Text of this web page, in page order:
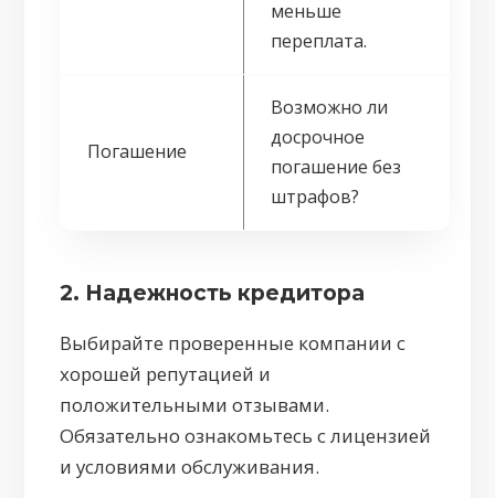
меньше
переплата.
Погашение
Возможно ли
досрочное
погашение без
штрафов?
2. Надежность кредитора
Выбирайте проверенные компании с
хорошей репутацией и
положительными отзывами.
Обязательно ознакомьтесь с лицензией
и условиями обслуживания.